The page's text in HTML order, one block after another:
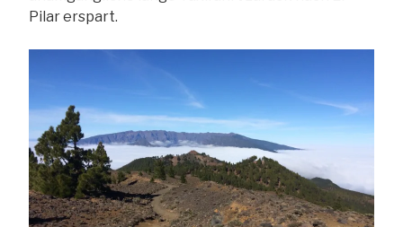
Pilar erspart.